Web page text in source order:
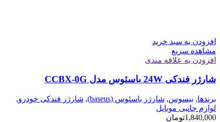
افزودن به سبد خرید
مشاهده سریع
افزودن به علاقه مندی
شارژر فندکی 24W باسئوس مدل CCBX-0G
برندها, بیسوس, شارژر باسئوس (baseus) , شارژر فندکی خودرو,
لوازم جانبی موبایل
1,840,000تومان